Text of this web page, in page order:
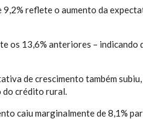
reflete o aumento da
os 13,6% anteriores – indicando
de crescimento também subiu,
do crédito rural.
caiu marginalmente de 8,1%